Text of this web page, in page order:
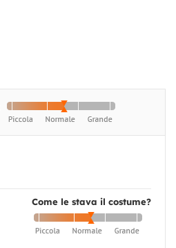
Come le stava il costume?